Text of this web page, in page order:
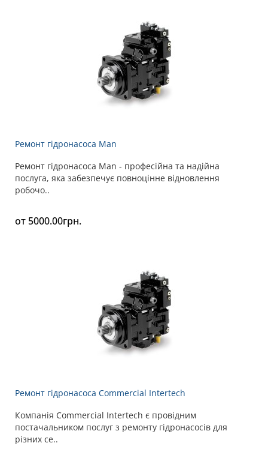
Ремонт гідронасоса Man
Ремонт гідронасоса Man - професійна та надійна
послуга, яка забезпечує повноцінне відновлення
робочо..
от 5000.00грн.
Ремонт гідронасоса Commercial Intertech
Компанія Commercial Intertech є провідним
постачальником послуг з ремонту гідронасосів для
різних се..